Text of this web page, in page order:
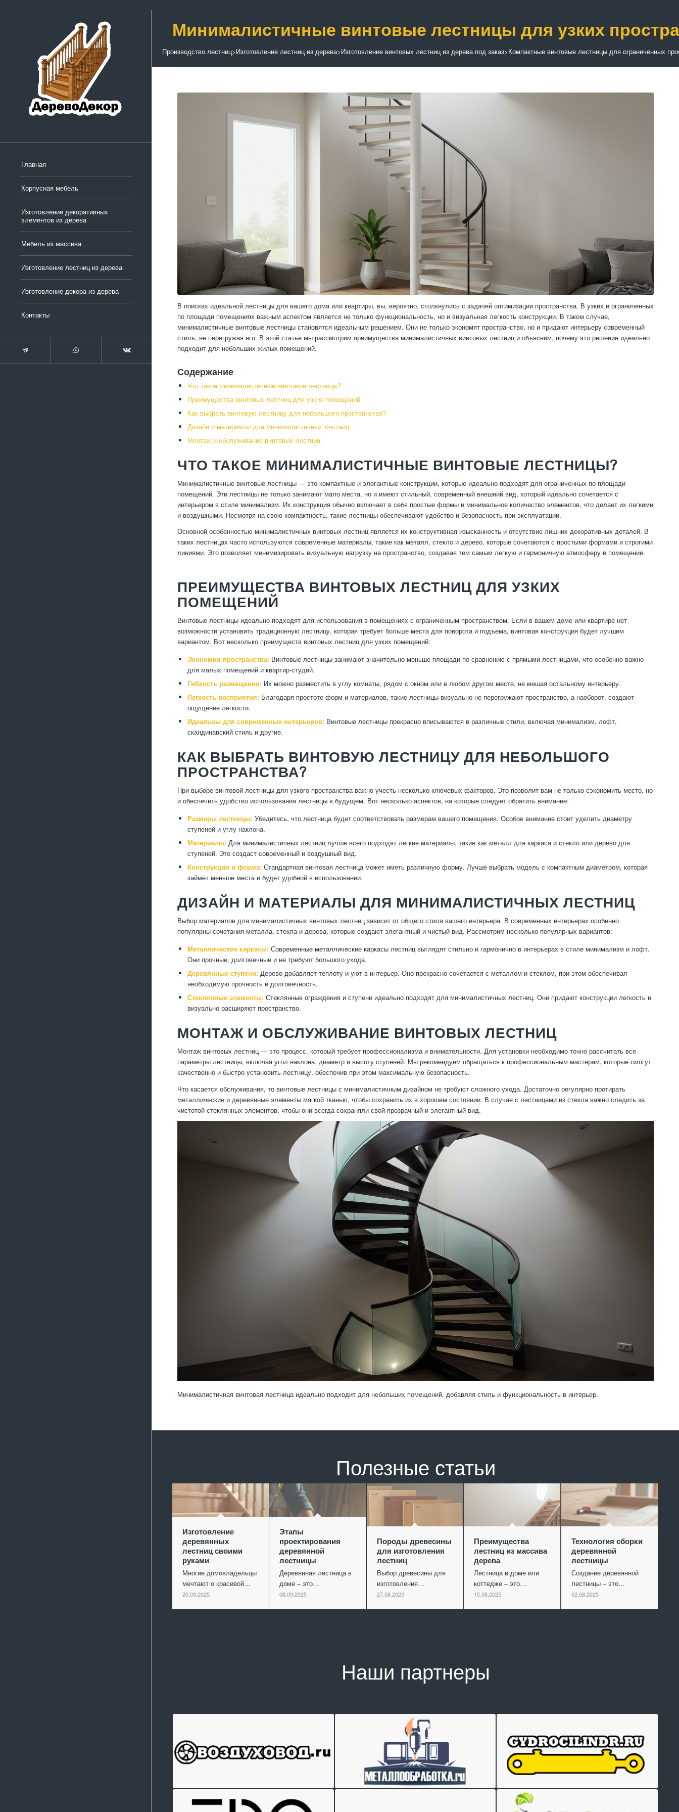
Главная
Корпусная мебель
Изготовление декоративных
элементов из дерева
Мебель из массива
Изготовление лестниц из дерева
Изготовление декора из дерева
Контакты
Минималистичные винтовые лестницы для узких
Производство лестниц>Изготовление лестниц из дерева>Изготовление винтовых лестниц из дерева под заказ>Компактные винтовые лестницы для ограниченных
В поисках идеальной лестницы для вашего дома или квартиры, вы, вероятно, столкнулись с задачей оптимизации пространства. В узких и ограниченных
по площади помещениях важным аспектом является не только функциональность, но и визуальная легкость конструкции. В таком случае,
минималистичные винтовые лестницы становятся идеальным решением. Они не только экономят пространство, но и придают интерьеру современный
стиль, не перегружая его. В этой статье мы рассмотрим преимущества минималистичных винтовых лестниц и объясним, почему это решение идеально
подходит для небольших жилых помещений.
Содержание
Что такое минималистичные винтовые лестницы?
Преимущества винтовых лестниц для узких помещений
Как выбрать винтовую лестницу для небольшого пространства?
Дизайн и материалы для минималистичных лестниц
Монтаж и обслуживание винтовых лестниц
ЧТО ТАКОЕ МИНИМАЛИСТИЧНЫЕ ВИНТОВЫЕ ЛЕСТНИЦЫ?
Минималистичные винтовые лестницы — это компактные и элегантные конструкции, которые идеально подходят для ограниченных по площади
помещений. Эти лестницы не только занимают мало места, но и имеют стильный, современный внешний вид, который идеально сочетается с
интерьером в стиле минимализм. Их конструкция обычно включает в себя простые формы и минимальное количество элементов, что делает их легкими
и воздушными. Несмотря на свою компактность, такие лестницы обеспечивают удобство и безопасность при эксплуатации.
Основной особенностью минималистичных винтовых лестниц является их конструктивная изысканность и отсутствие лишних декоративных деталей. В
таких лестницах часто используются современные материалы, такие как металл, стекло и дерево, которые сочетаются с простыми формами и строгими
линиями. Это позволяет минимизировать визуальную нагрузку на пространство, создавая тем самым легкую и гармоничную атмосферу в помещении.
ПРЕИМУЩЕСТВА ВИНТОВЫХ ЛЕСТНИЦ ДЛЯ УЗКИХ
ПОМЕЩЕНИЙ
Винтовые лестницы идеально подходят для использования в помещениях с ограниченным пространством. Если в вашем доме или квартире нет
возможности установить традиционную лестницу, которая требует больше места для поворота и подъема, винтовая конструкция будет лучшим
вариантом. Вот несколько преимуществ винтовых лестниц для узких помещений:
Экономия пространства: Винтовые лестницы занимают значительно меньше площади по сравнению с прямыми лестницами, что особенно важно
для малых помещений и квартир-студий.
Гибкость размещения: Их можно разместить в углу комнаты, рядом с окном или в любом другом месте, не мешая остальному интерьеру.
Легкость восприятия: Благодаря простоте форм и материалов, такие лестницы визуально не перегружают пространство, а наоборот, создают
ощущение легкости.
Идеальны для современных интерьеров: Винтовые лестницы прекрасно вписываются в различные стили, включая минимализм, лофт,
скандинавский стиль и другие.
КАК ВЫБРАТЬ ВИНТОВУЮ ЛЕСТНИЦУ ДЛЯ НЕБОЛЬШОГО
ПРОСТРАНСТВА?
При выборе винтовой лестницы для узкого пространства важно учесть несколько ключевых факторов. Это позволит вам не только сэкономить место, но
и обеспечить удобство использования лестницы в будущем. Вот несколько аспектов, на которые следует обратить внимание:
Размеры лестницы: Убедитесь, что лестница будет соответствовать размерам вашего помещения. Особое внимание стоит уделить диаметру
ступеней и углу наклона.
Материалы: Для минималистичных лестниц лучше всего подходят легкие материалы, такие как металл для каркаса и стекло или дерево для
ступеней. Это создаст современный и воздушный вид.
Конструкция и форма: Стандартная винтовая лестница может иметь различную форму. Лучше выбрать модель с компактным диаметром, которая
займет меньше места и будет удобной в использовании.
ДИЗАЙН И МАТЕРИАЛЫ ДЛЯ МИНИМАЛИСТИЧНЫХ ЛЕСТНИЦ
Выбор материалов для минималистичных винтовых лестниц зависит от общего стиля вашего интерьера. В современных интерьерах особенно
популярны сочетания металла, стекла и дерева, которые создают элегантный и чистый вид. Рассмотрим несколько популярных вариантов:
Металлические каркасы: Современные металлические каркасы лестниц выглядят стильно и гармонично в интерьерах в стиле минимализм и лофт.
Они прочные, долговечные и не требуют большого ухода.
Деревянные ступени: Дерево добавляет теплоту и уют в интерьер. Оно прекрасно сочетается с металлом и стеклом, при этом обеспечивая
необходимую прочность и долговечность.
Стеклянные элементы: Стеклянные ограждения и ступени идеально подходят для минималистичных лестниц. Они придают конструкции легкость и
визуально расширяют пространство.
МОНТАЖ И ОБСЛУЖИВАНИЕ ВИНТОВЫХ ЛЕСТНИЦ
Монтаж винтовых лестниц — это процесс, который требует профессионализма и внимательности. Для установки необходимо точно рассчитать все
параметры лестницы, включая угол наклона, диаметр и высоту ступеней. Мы рекомендуем обращаться к профессиональным мастерам, которые смогут
качественно и быстро установить лестницу, обеспечив при этом максимальную безопасность.
Что касается обслуживания, то винтовые лестницы с минималистичным дизайном не требуют сложного ухода. Достаточно регулярно протирать
металлические и деревянные элементы мягкой тканью, чтобы сохранить их в хорошем состоянии. В случае с лестницами из стекла важно следить за
чистотой стеклянных элементов, чтобы они всегда сохраняли свой прозрачный и элегантный вид.
Минималистичная винтовая лестница идеально подходит для небольших помещений, добавляя стиль и функциональность в интерьер.
Полезные статьи
Изготовление
деревянных
лестниц своими
руками
Многие домовладельцы
мечтают о красивой…
20.09.2025
Этапы
проектирования
деревянной
лестницы
Деревянная лестница в
доме – это…
08.09.2025
Породы древесины
для изготовления
лестниц
Выбор древесины для
изготовления…
27.08.2025
Преимущества
лестниц из массива
дерева
Лестница в доме или
коттедже – это…
15.08.2025
Технология сборки
деревянной
лестницы
Создание деревянной
лестницы – это…
02.08.2025
Наши партнеры